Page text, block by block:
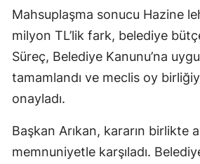
Mahsuplaşma sonucu Hazine
milyon TL’lik fark, belediye
Süreç, Belediye Kanunu’na
tamamlandı ve meclis oy
onayladı.
Başkan Arıkan, kararın birlikte
memnuniyetle karşıladı.